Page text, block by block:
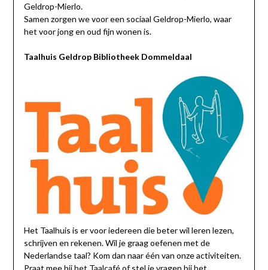
Geldrop-Mierlo.
Samen zorgen we voor een sociaal Geldrop-Mierlo, waar
het voor jong en oud fijn wonen is.
Taalhuis Geldrop Bibliotheek Dommeldaal
Het Taalhuis is er voor iedereen die beter wil leren lezen,
schrijven en rekenen. Wil je graag oefenen met de
Nederlandse taal? Kom dan naar één van onze activiteiten.
Praat mee bij het Taalcafé of stel je vragen bij het